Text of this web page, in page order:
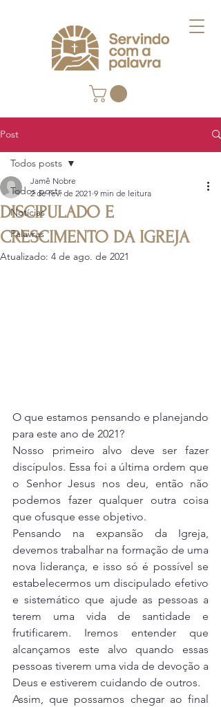
Post
Todos posts
Notícias
Palavras
Todos posts
DISCIPULADO E
CRESCIMENTO DA IGREJA
Jamê Nobre
2 de fev. de 2021 9 min de leitura
Atualizado: 4 de ago. de 2021
O que estamos pensando e planejando
para este ano de 2021?
Nosso primeiro alvo deve ser fazer
discípulos. Essa foi a última ordem que
o Senhor Jesus nos deu, então não
podemos fazer qualquer outra coisa
que ofusque esse objetivo.
Pensando na expansão da Igreja,
devemos trabalhar na formação de uma
nova liderança, e isso só é possível se
estabelecermos um discipulado efetivo
e sistemático que ajude as pessoas a
terem uma vida de santidade e
frutificarem. Iremos entender que
alcançamos este alvo quando essas
pessoas tiverem uma vida de devoção a
Deus e estiverem cuidando de outros.
Assim, que possamos chegar ao final